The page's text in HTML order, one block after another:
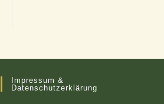
Impressum &
Datenschutzerklärung